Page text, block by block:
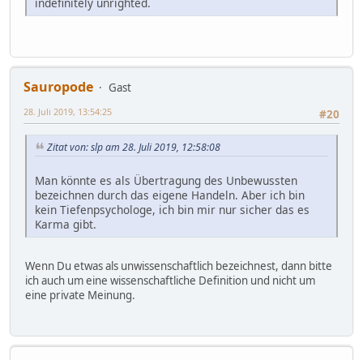
indefinitely unrighted.
Sauropode
Gast
#20
28. Juli 2019, 13:54:25
Zitat von: slp am 28. Juli 2019, 12:58:08
Man könnte es als Übertragung des Unbewussten
bezeichnen durch das eigene Handeln. Aber ich bin
kein Tiefenpsychologe, ich bin mir nur sicher das es
Karma gibt.
Wenn Du etwas als unwissenschaftlich bezeichnest, dann bitte
ich auch um eine wissenschaftliche Definition und nicht um
eine private Meinung.